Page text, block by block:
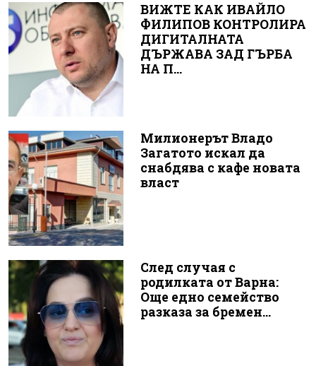
ВИЖТЕ КАК ИВАЙЛО
ФИЛИПОВ КОНТРОЛИРА
ДИГИТАЛНАТА
ДЪРЖАВА ЗАД ГЪРБА
НА П...
Милионерът Владо
Загатото искал да
снабдява с кафе новата
власт
След случая с
родилката от Варна:
Още едно семейство
разказа за бремен...